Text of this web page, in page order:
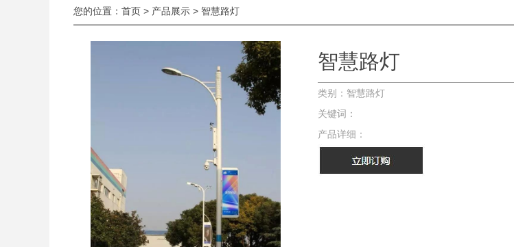
您的位置： 首页 > 产品展示 > 智慧路灯
智慧路灯
类别：智慧路灯
关键词：
产品详细：